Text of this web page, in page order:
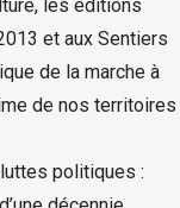
les éditions
et aux Sentiers
de la marche à
de nos territoires
politiques :